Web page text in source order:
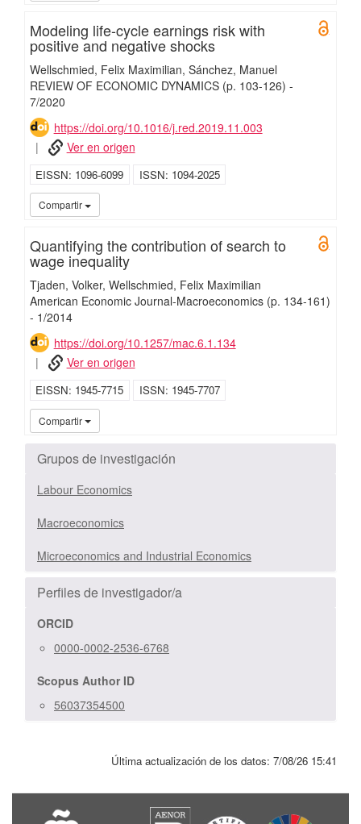
Modeling life-cycle earnings risk with
positive and negative shocks
Wellschmied, Felix Maximilian Sánchez, Manuel
REVIEW OF ECONOMIC DYNAMICS (p. 103-126) -
7/2020
https://doi.org/10.1016/j.red.2019.11.003
Ver en origen
EISSN 1096-6099 ISSN 1094-2025
Compartir
Quantifying the contribution of search to
wage inequality
Tjaden, Volker Wellschmied, Felix Maximilian
American Economic Journal-Macroeconomics (p. 134-161)
- 1/2014
https://doi.org/10.1257/mac.6.1.134
Ver en origen
EISSN 1945-7715 ISSN 1945-7707
Compartir
Grupos de investigación
Labour Economics
Macroeconomics
Microeconomics and Industrial Economics
Perfiles de investigador/a
ORCID
0000-0002-2536-6768
Scopus Author ID
56037354500
Última actualización de los datos: 7/08/26 15:41